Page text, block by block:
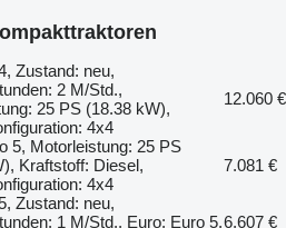
Zustand: neu,
2 M/Std.,
25 PS (18.38 kW),
4x4
12.060 €
5, Motorleistung: 25 PS
Kraftstoff: Diesel,
4x4
7.081 €
Zustand: neu,
1 M/Std., Euro: Euro 5,6.607 €